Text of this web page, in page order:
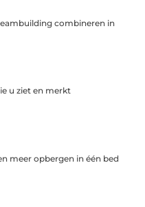
combineren in
u ziet en merkt
meer opbergen in één bed